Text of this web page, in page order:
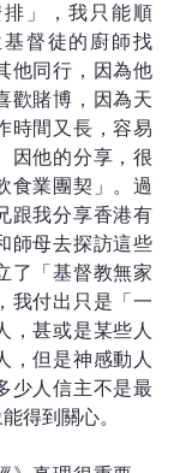
排」，我只能順
督徒的廚師找
他同行，因為他
歡賭博，因為天
時間又長，容易
因他的分享，很
食業團契」。過
跟我分享香港有
師母去探訪這些
了「基督教無家
我付出只是「一
，甚或是某些人
，但是神感動人
少人信主不是最
得到關心。